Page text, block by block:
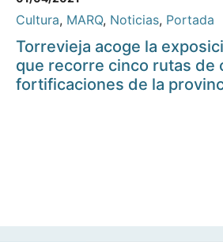
Cultura, MARQ, Noticias, Portada
Torrevieja acoge la
que recorre cinco rutas de
fortificaciones de la